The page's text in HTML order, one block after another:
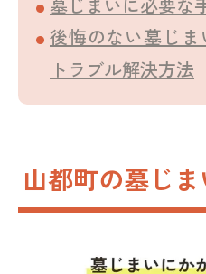
後悔のない墓じま
トラブル解決方法
山都町の墓じ